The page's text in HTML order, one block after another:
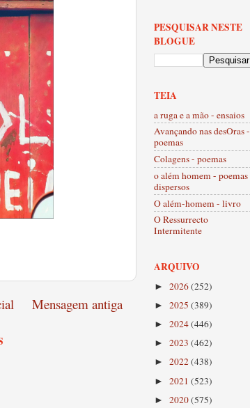
Mensagem antiga
PESQUISAR NESTE
BLOGUE
TEIA
a ruga e a mão - ensaios
Avançando nas desOras -
poemas
Colagens - poemas
o além homem - poemas
dispersos
O além-homem - livro
O Ressurrecto
Intermitente
ARQUIVO
► 2026(252)
► 2025 (389)
► 2024(446)
► 2023 (462)
► 2022(438)
► 2021 (523)
► 2020(575)